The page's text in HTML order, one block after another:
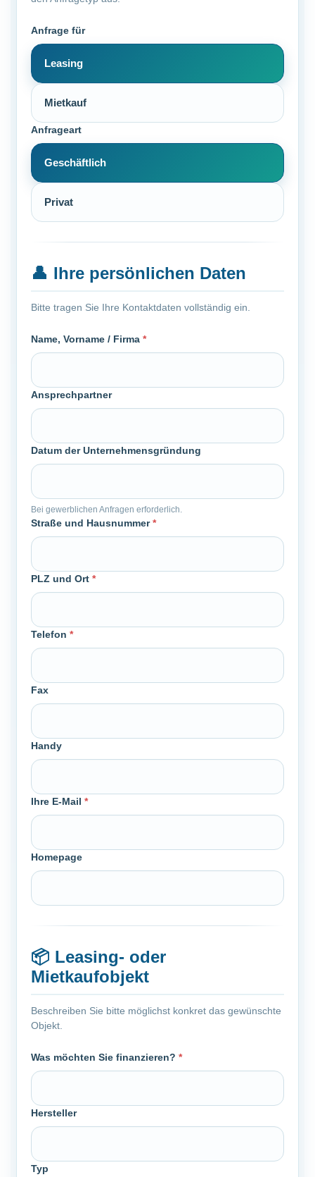
Anfrage für
Leasing
Mietkauf
Anfrageart
Geschäftlich
Privat
👤 Ihre persönlichen Daten
Bitte tragen Sie Ihre Kontaktdaten vollständig ein.
Name, Vorname / Firma *
Ansprechpartner
Datum der Unternehmensgründung
Bei gewerblichen Anfragen erforderlich.
Straße und Hausnummer*
PLZ und Ort *
Telefon *
Fax
Handy
Ihre E-Mail *
Homepage
📦 Leasing- oder
Mietkaufobjekt
Beschreiben Sie bitte möglichst konkret das gewünschte
Objekt.
Was möchten Sie finanzieren? *
Hersteller
Typ